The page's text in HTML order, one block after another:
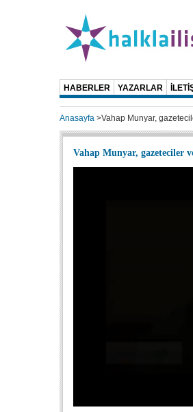
HABERLER YAZARLAR
Anasayfa >Vahap Munyar,
Vahap Munyar, gazeteciler